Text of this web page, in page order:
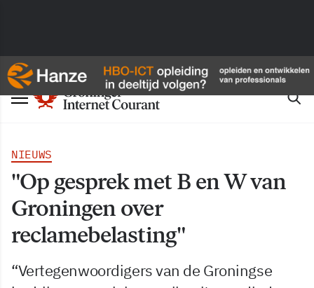
NIEUWS
"Op gesprek met B en W van
Groningen over
reclamebelasting"
“Vertegenwoordigers van de Groningse